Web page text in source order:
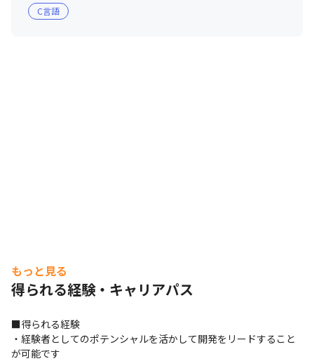
C言語
もっと見る
得られる経験・キャリアパス
■得られる経験
・経験者としてのポテンシャルを活かして開発をリードすること
が可能です